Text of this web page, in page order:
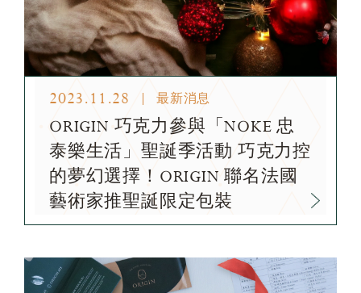
2023.11.28 最新消息
ORIGIN 巧克力參與「NOKE 忠
泰樂生活」聖誕季活動 巧克力控
的夢幻選擇！ORIGIN 聯名法國
藝術家推聖誕限定包裝